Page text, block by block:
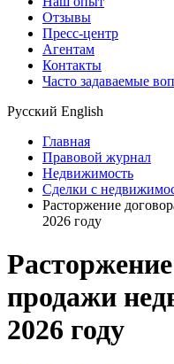
Отзывы
Пресс-центр
Агентам
Контакты
Часто задаваемые
Русский English
Главная
Правовой журнал
Недвижимость
Сделки с
Расторжение
2026 году
продажи
2026 году